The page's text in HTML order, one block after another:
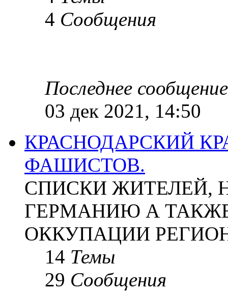
4 Сообщения
Последнее сообщение
03 дек 2021, 14:50
КРАСНОДАРСКИЙ
ФАШИСТОВ.
СПИСКИ ЖИТЕЛЕЙ,
ГЕРМАНИЮ А
ОККУПАЦИИ
14 Темы
29 Сообщения